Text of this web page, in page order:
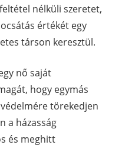
nélküli szeretet,
értékét egy
társon keresztül.
nő saját
hogy egymás
törekedjen
a házasság
és meghitt